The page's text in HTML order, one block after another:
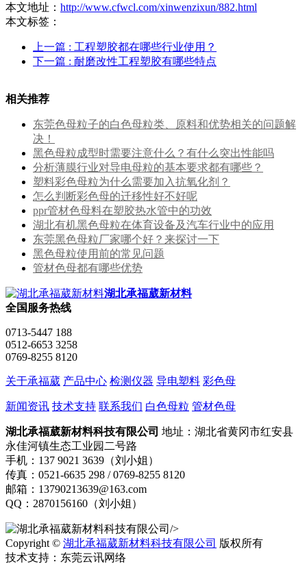
本文地址： http://www.cfwcl.com/xinwenzixun/882.html
本文标签：
上一篇 : 工程塑胶都在哪些行业使用？
下一篇 : 耐磨改性工程塑胶有哪些特点
相关推荐
东莞色母粒子的白色母粒类、原料和优势相关的问题解
决！
黑色母粒成型时需要注意什么？有什么突出性能吗
分析薄膜行业对导电母粒的基本要求都有哪些？
塑料彩色母粒为什么需要加入抗氧化剂？
怎么判断彩色母的迁移性好不好呢
ppr管材色母料在塑胶热水管中的功效
湖北有机黑色母粒在体育设备及汽车行业中的应用
东莞黑色母粒厂家哪个好？来探讨一下
黑色母粒使用前的常见问题
管材色母都有哪些优势
湖北承福葳新材料
全国服务热线
0713-5447 188
0512-6653 3258
0769-8255 8120
关于承福葳 产品中心 检测仪器 导电塑料 彩色母
新闻资讯 技术支持 联系我们 白色母粒 管材色母
湖北承福葳新材料科技有限公司 地址：湖北省黄冈市红安县
永佳河镇生态工业园二号路
手机：137 9021 3639（刘小姐）
传真：0521-6635 298 / 0769-8255 8120
邮箱：13790213639@163.com
QQ：2870156160（刘小姐）
/>
Copyright © 湖北承福葳新材料科技有限公司 版权所有
技术支持：东莞云讯网络